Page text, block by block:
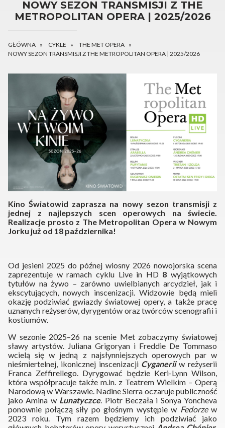
NOWY SEZON TRANSMISJI Z THE
METROPOLITAN OPERA | 2025/2026
GŁÓWNA CYKLE
THE MET OPERA
NOWY SEZON TRANSMISJI Z THE METROPOLITAN OPERA | 2025/2026
Kino Światowid zaprasza na nowy sezon transmisji z
jednej z najlepszych scen operowych na świecie.
Realizacje prosto z The Metropolitan Opera w Nowym
Jorku już od 18 października!
Od jesieni 2025 do późnej wiosny 2026 nowojorska scena
zaprezentuje w ramach cyklu Live in HD8 wyjątkowych
tytułów na żywo – zarówno uwielbianych arcydzieł, jak i
ekscytujących, nowych inscenizacji. Widzowie będą mieli
okazję podziwiać gwiazdy światowej opery, a także pracę
uznanych reżyserów, dyrygentów oraz twórców scenografii i
kostiumów.
W sezonie 2025–26 na scenie Met zobaczymy światowej
sławy artystów. Juliana Grigoryan i Freddie De Tommaso
wcielą się w jedną z najsłynniejszych operowych par w
nieśmiertelnej, ikonicznej inscenizacji Cyganerii w reżyserii
Franca Zeffirellego. Dyrygować będzie Keri-Lynn Wilson,
która współpracuje także m.in. z Teatrem Wielkim – Operą
Narodową w Warszawie. Nadine Sierra oczaruje publiczność
jako Amina w Lunatyczce. Piotr Beczała i Sonya Yoncheva
ponownie połączą siły po głośnym występie w Fedorzew
2023 roku. Tym razem będziemy ich podziwiać jako